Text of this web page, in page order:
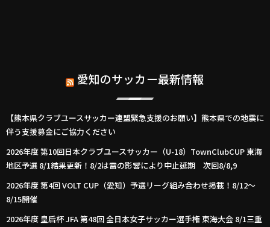
愛知のサッカー最新情報
【熊本県クラブユースサッカー連盟緊急支援のお願い】熊本県での地震に
伴う支援募金にご協力ください
2026年度 第10回日本クラブユースサッカー（U-18）TownClubCUP 東海
地区予選 8/1結果更新！8/2は雷の影響により中止延期 次回8/8,9
2026年度 第4回 VOLT CUP（愛知）予選リーグ組み合わせ掲載！8/12～
8/15開催
2026年度 皇后杯 JFA 第48回 全日本女子サッカー選手権 東海大会 8/1三重